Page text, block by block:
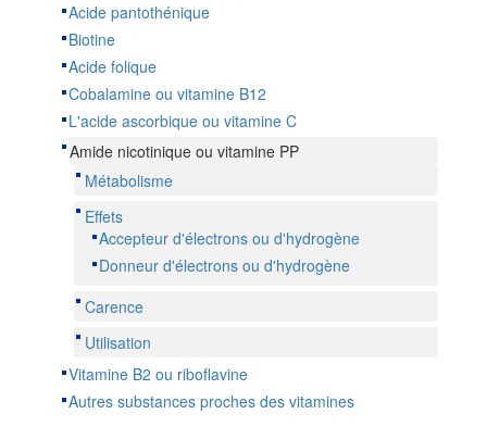
Acide pantothénique
Biotine
Acide folique
Cobalamine ou vitamine B12
L'acide ascorbique ou vitamine C
Amide nicotinique ou vitamine PP
Métabolisme
Effets
Accepteur d'électrons ou d'hydrogène
Donneur d'électrons ou d'hydrogène
Carence
Utilisation
Vitamine B2 ou riboflavine
Autres substances proches des vitamines